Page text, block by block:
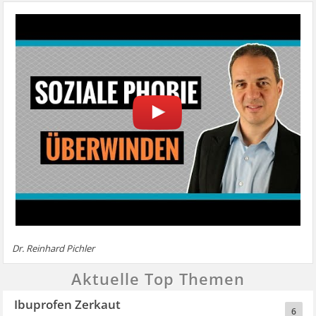
Dr. Reinhard Pichler
Aktuelle Top Themen
6
Ibuprofen Zerkaut